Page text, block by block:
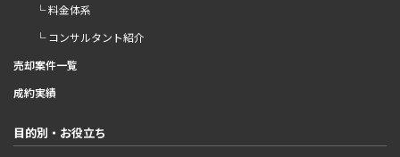
└ 料金体系
└ コンサルタント紹介
売却案件一覧
成約実績
目的別・お役立ち